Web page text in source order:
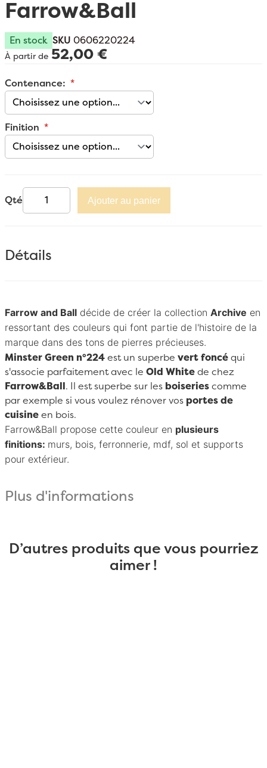
Farrow&Ball
En stock SKU 0606220224
À partir de 52,00 €
Contenance:
Finition
Qté Ajouter au panier
Détails
Farrow and Ball décide de créer la collection Archive en
ressortant des couleurs qui font partie de l'histoire de la
marque dans des tons de pierres précieuses.
Minster Green n°224 est un superbe vert foncé qui
s'associe parfaitement avec le Old White de chez
Farrow&Ball. Il est superbe sur les boiseries comme
par exemple si vous voulez rénover vos portes de
cuisine en bois.
Farrow&Ball propose cette couleur en plusieurs
finitions: murs, bois, ferronnerie, mdf, sol et supports
pour extérieur.
Plus d'informations
D’autres produits que vous pourriez
aimer !